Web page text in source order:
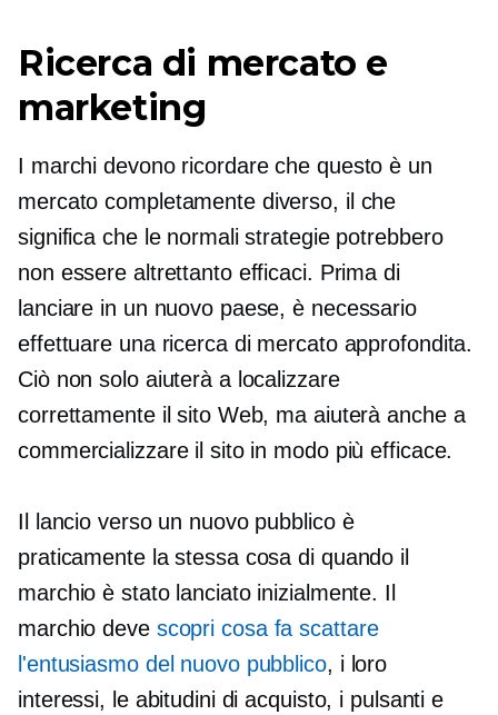
Ricerca di mercato e
marketing
I marchi devono ricordare che questo è un
mercato completamente diverso, il che
significa che le normali strategie potrebbero
non essere altrettanto efficaci. Prima di
lanciare in un nuovo paese, è necessario
effettuare una ricerca di mercato approfondita.
Ciò non solo aiuterà a localizzare
correttamente il sito Web, ma aiuterà anche a
commercializzare il sito in modo più efficace.
Il lancio verso un nuovo pubblico è
praticamente la stessa cosa di quando il
marchio è stato lanciato inizialmente. Il
marchio deve scopri cosa fa scattare
l'entusiasmo del nuovo pubblico, i loro
interessi, le abitudini di acquisto, i pulsanti e